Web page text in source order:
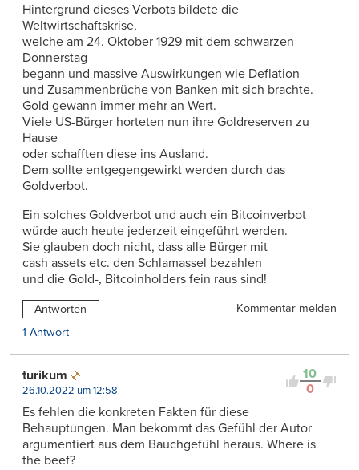
Hintergrund dieses Verbots bildete die
Weltwirtschaftskrise,
welche am 24. Oktober 1929 mit dem schwarzen
Donnerstag
begann und massive Auswirkungen wie Deflation
und Zusammenbrüche von Banken mit sich brachte.
Gold gewann immer mehr an Wert.
Viele US-Bürger horteten nun ihre Goldreserven zu
Hause
oder schafften diese ins Ausland.
Dem sollte entgegengewirkt werden durch das
Goldverbot.
Ein solches Goldverbot und auch ein Bitcoinverbot
würde auch heute jederzeit eingeführt werden.
Sie glauben doch nicht, dass alle Bürger mit
cash assets etc. den Schlamassel bezahlen
und die Gold-, Bitcoinholders fein raus sind!
Antworten
Kommentar melden
1 Antwort
10
0
turikum
26.10.2022 um 12:58
Es fehlen die konkreten Fakten für diese
Behauptungen. Man bekommt das Gefühl der Autor
argumentiert aus dem Bauchgefühl heraus. Where is
the beef?